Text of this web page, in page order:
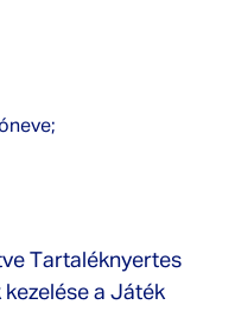
Tartaléknyertes
a Játék